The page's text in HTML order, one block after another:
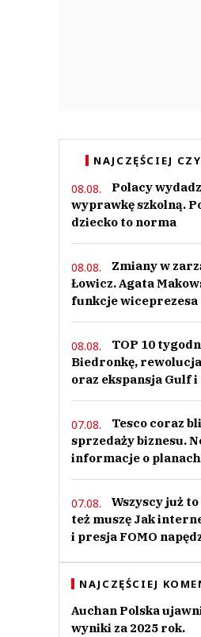
NAJCZĘŚCIEJ
08.08.
Polacy
wyprawkę szkolną.
dziecko to norma
08.08.
Zmiany w
Łowicz. Agata
funkcje wiceprezesa
08.08.
TOP 10
Biedronkę,
oraz ekspansja Gulf i
07.08.
Tesco coraz
sprzedaży biznesu.
informacje o planach
07.08.
Wszyscy już
też muszę Jak
i presja FOMO
NAJCZĘŚCIEJ
Auchan Polska
wyniki za 2025 rok.